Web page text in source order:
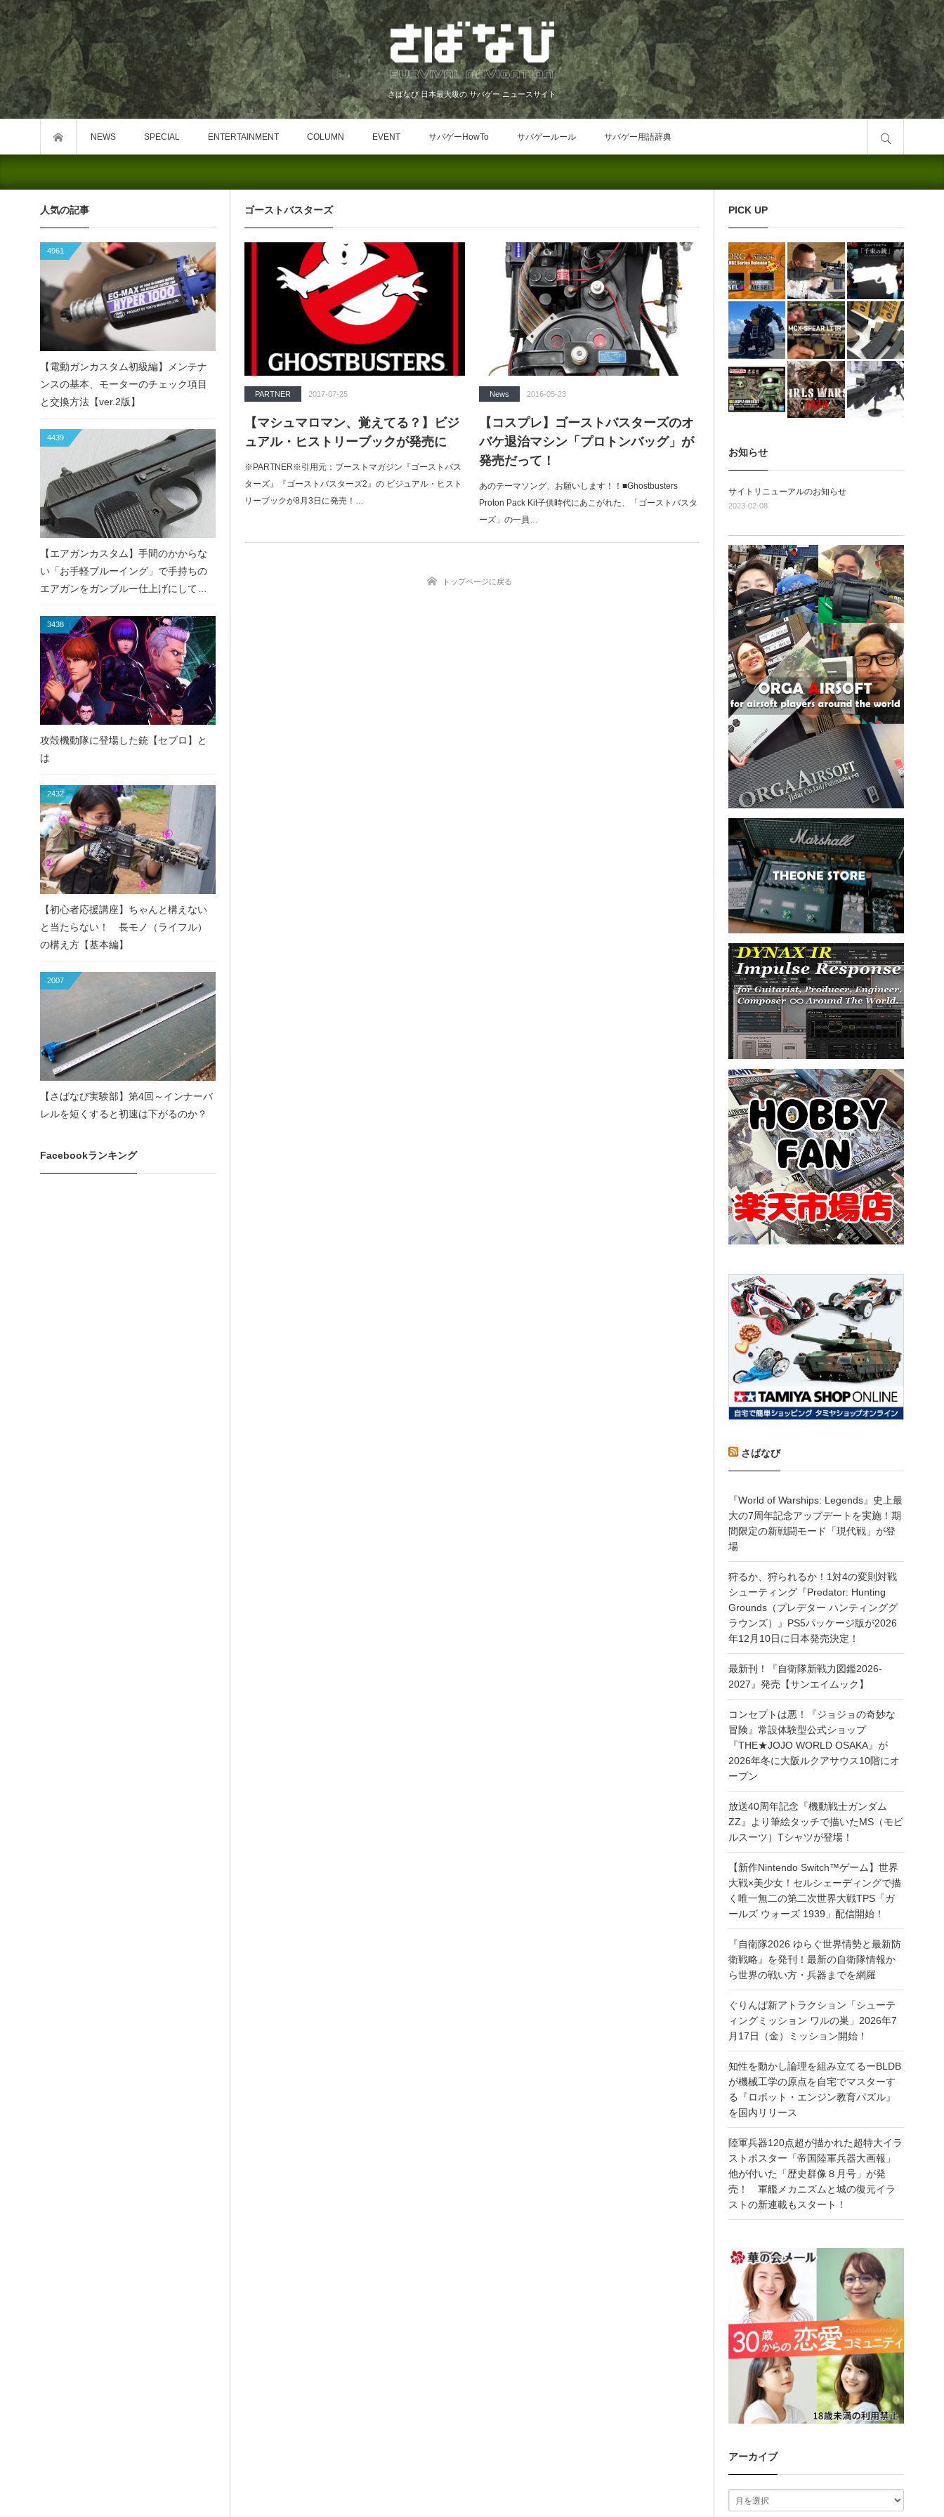
さばなび 日本最大級の サバゲー ニュースサイト
NEWS SPECIAL ENTERTAINMENT COLUMN EVENT サバゲーHowTo サバゲールール サバゲー用語辞典
ゴーストバスターズ
PARTNER 2017-07-25
【マシュマロマン、覚えてる？】ビジ
ュアル・ヒストリーブックが発売に
※PARTNER※引用元：ブーストマガジン『ゴーストバス
ターズ』『ゴーストバスターズ2』の ビジュアル・ヒスト
リーブックが8月3日に発売！…
News 2016-05-23
【コスプレ】ゴーストバスターズのオ
バケ退治マシン「プロトンバッグ」が
発売だって！
あのテーマソング、お願いします！！■Ghostbusters
Proton Pack Kit子供時代にあこがれた、「ゴーストバスタ
ーズ」の一員…
トップページに戻る
人気の記事
4961
【電動ガンカスタム初級編】メンテナ
ンスの基本、モーターのチェック項目
と交換方法【ver.2版】
4439
【エアガンカスタム】手間のかからな
い「お手軽ブルーイング」で手持ちの
エアガンをガンブルー仕上げにしてみ
3438
攻殻機動隊に登場した銃【セブロ】と
は
2432
【初心者応援講座】ちゃんと構えない
と当たらない！ 長モノ（ライフル）
の構え方【基本編】
2007
【さばなび実験部】第4回～インナーバ
レルを短くすると初速は下がるのか？
Facebookランキング
PICK UP
お知らせ
サイトリニューアルのお知らせ
2023-02-08
さばなび
『World of Warships: Legends』史上最
大の7周年記念アップデートを実施！期
間限定の新戦闘モード「現代戦」が登
場
狩るか、狩られるか！1対4の変則対戦
シューティング『Predator: Hunting
Grounds（プレデター ハンティンググ
ラウンズ）』PS5パッケージ版が2026
年12月10日に日本発売決定！
最新刊！『自衛隊新戦力図鑑2026-
2027』発売【サンエイムック】
コンセプトは悪！『ジョジョの奇妙な
冒険』常設体験型公式ショップ
『THE★JOJO WORLD OSAKA』が
2026年冬に大阪ルクアサウス10階にオ
ープン
放送40周年記念『機動戦士ガンダム
ZZ』より筆絵タッチで描いたMS（モビ
ルスーツ）Tシャツが登場！
【新作Nintendo Switch™ゲーム】世界
大戦×美少女！セルシェーディングで描
く唯一無二の第二次世界大戦TPS「ガ
ールズ ウォーズ 1939」配信開始！
『自衛隊2026 ゆらぐ世界情勢と最新防
衛戦略』を発刊！最新の自衛隊情報か
ら世界の戦い方・兵器までを網羅
ぐりんぱ新アトラクション「シューテ
ィングミッション ワルの巣」2026年7
月17日（金）ミッション開始！
知性を動かし論理を組み立てるーBLDB
が機械工学の原点を自宅でマスターす
る『ロボット・エンジン教育パズル』
を国内リリース
陸軍兵器120点超が描かれた超特大イラ
ストポスター「帝国陸軍兵器大画報」
他が付いた「歴史群像８月号」が発
売！ 軍艦メカニズムと城の復元イラ
ストの新連載もスタート！
アーカイブ